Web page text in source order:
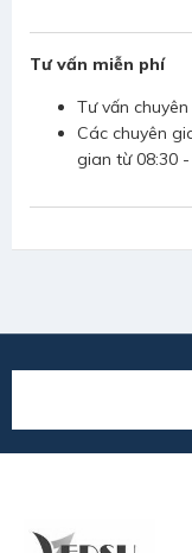
Tư vấn miễn phí
Tư vấn
Các chuyên
gian từ 08:30